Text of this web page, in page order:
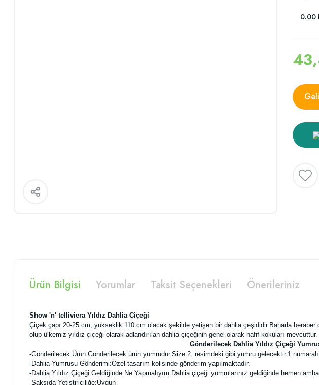
0.00
Ürün Bilgisi Yorumlar Taksit Seçenekleri Önerileriniz
Show 'n' telliviera Yıldız Dahlia Çiçeği
Çiçek çapı 20-25 cm, yükseklik 110 cm olacak şekilde yetişen bir dahlia çeşididir.Baharla
olup ülkemiz yıldız çiçeği olarak adlandırılan dahlia çiçeğinin genel olarak hafif kokuları mevcuttur.
Gönderilecek Dahlia Yıldız Çiçeği
-Gönderilecek Ürün:Gönderilecek ürün yumrudur.Size 2. resimdeki gibi yumru gelecektir.1
-Dahlia Yumrusu Gönderimi:Özel tasarım kolisinde gönderim yapılmaktadır.
-Dahlia Yıldız Çiçeği Geldiğinde Ne Yapmalıyım:Dahlia çiçeği yumrularınız geldiğinde hemen
-Saksıda Yetiştiriciliğe:Uygun